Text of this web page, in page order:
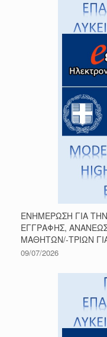
ΕΝΗΜΕΡΩΣΗ ΓΙΑ
ΕΓΓΡΑΦΗΣ,
ΜΑΘΗΤΩΝ/-ΤΡΙΩΝ
09/07/2026